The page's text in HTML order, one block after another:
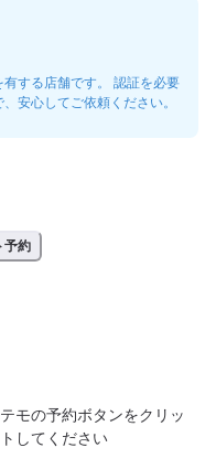
する店舗です。 認証を必要
安心してご依頼ください。
予約
モの予約ボタンをクリッ
してください